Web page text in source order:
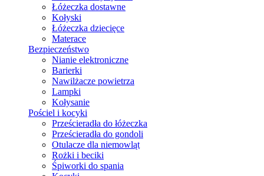
Łóżeczka dostawne
Kołyski
Łóżeczka dziecięce
Materace
Bezpieczeństwo
Nianie elektroniczne
Barierki
Nawilżacze powietrza
Lampki
Kołysanie
Pościel i kocyki
Prześcieradła do łóżeczka
Prześcieradła do gondoli
Otulacze dla niemowląt
Rożki i beciki
Śpiworki do spania